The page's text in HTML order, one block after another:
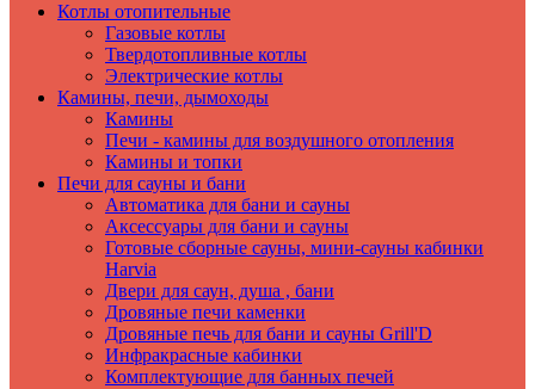
Котлы отопительные
Газовые котлы
Твердотопливные котлы
Электрические котлы
Камины, печи, дымоходы
Камины
Печи - камины для воздушного отопления
Камины и топки
Печи для сауны и бани
Автоматика для бани и сауны
Аксессуары для бани и сауны
Готовые сборные сауны, мини-сауны кабинки
Harvia
Двери для саун, душа , бани
Дровяные печи каменки
Дровяные печь для бани и сауны Grill'D
Инфракрасные кабинки
Комплектующие для банных печей